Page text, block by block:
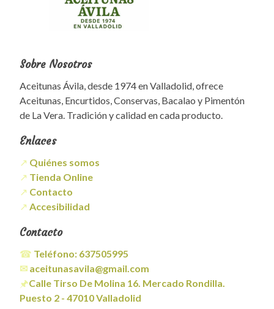
Sobre Nosotros
Aceitunas Ávila, desde 1974 en Valladolid, ofrece
Aceitunas, Encurtidos, Conservas, Bacalao y Pimentón
de La Vera. Tradición y calidad en cada producto.
Enlaces
↗ Quiénes somos
↗ Tienda Online
↗ Contacto
↗ Accesibilidad
Contacto
☎ Teléfono: 637505995
✉ aceitunasavila@gmail.com
🖈Calle Tirso De Molina 16. Mercado Rondilla.
Puesto 2 - 47010 Valladolid